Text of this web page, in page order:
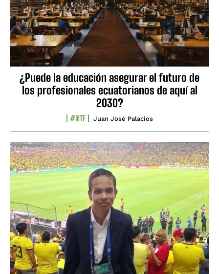
¿Puede la educación asegurar el futuro de
los profesionales ecuatorianos de aquí al
2030?
#NTF Juan José Palacios